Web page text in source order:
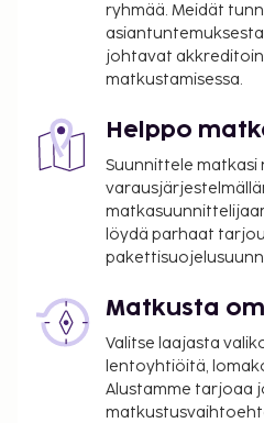
ilmaiset kutsut, joilla voit
Kutsut järjestetään
buffetaamiainen tarjoillaan
9.00 ja viikonloppuisin klo
Lemmikit: 250 SEK per
Avustajaeläimistä ei
Vauvansänky: 200.0
Yllä oleva luettelo ei ehkä
takuumaksut eivät
saattavat muuttua.
Yksi korkeintaan 10
majoittua ilmaiseksi
aikuista kohti, kun hän
huoltajan huoneessa
Lemmikkejä saa tuoda
ryhmää. Meidät
johtavat
matkustamisessa.
Helppo
Suunnittele matkasi
löydä parhaat
Matkusta
Valitse laajasta
lentoyhtiöitä,
Alustamme tarjoaa